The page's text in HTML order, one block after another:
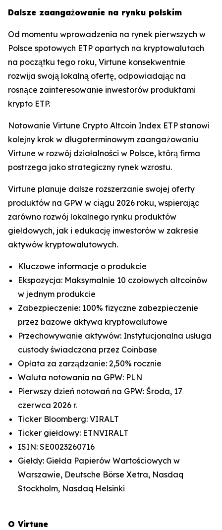
Dalsze zaangażowanie na rynku polskim
Od momentu wprowadzenia na rynek pierwszych w
Polsce spotowych ETP opartych na kryptowalutach
na początku tego roku, Virtune konsekwentnie
rozwija swoją lokalną ofertę, odpowiadając na
rosnące zainteresowanie inwestorów produktami
krypto ETP.
Notowanie Virtune Crypto Altcoin Index ETP stanowi
kolejny krok w długoterminowym zaangażowaniu
Virtune w rozwój działalności w Polsce, którą firma
postrzega jako strategiczny rynek wzrostu.
Virtune planuje dalsze rozszerzanie swojej oferty
produktów na GPW w ciągu 2026 roku, wspierając
zarówno rozwój lokalnego rynku produktów
giełdowych, jak i edukację inwestorów w zakresie
aktywów kryptowalutowych.
Kluczowe informacje o produkcie
Ekspozycja: Maksymalnie 10 czołowych altcoinów
w jednym produkcie
Zabezpieczenie: 100% fizyczne zabezpieczenie
przez bazowe aktywa kryptowalutowe
Przechowywanie aktywów: Instytucjonalna usługa
custody świadczona przez Coinbase
Opłata za zarządzanie: 2,50% rocznie
Waluta notowania na GPW: PLN
Pierwszy dzień notowań na GPW: Środa, 17
czerwca 2026 r.
Ticker Bloomberg: VIRALT
Ticker giełdowy: ETNVIRALT
ISIN: SE0023260716
Giełdy: Giełda Papierów Wartościowych w
Warszawie, Deutsche Börse Xetra, Nasdaq
Stockholm, Nasdaq Helsinki
O Virtune